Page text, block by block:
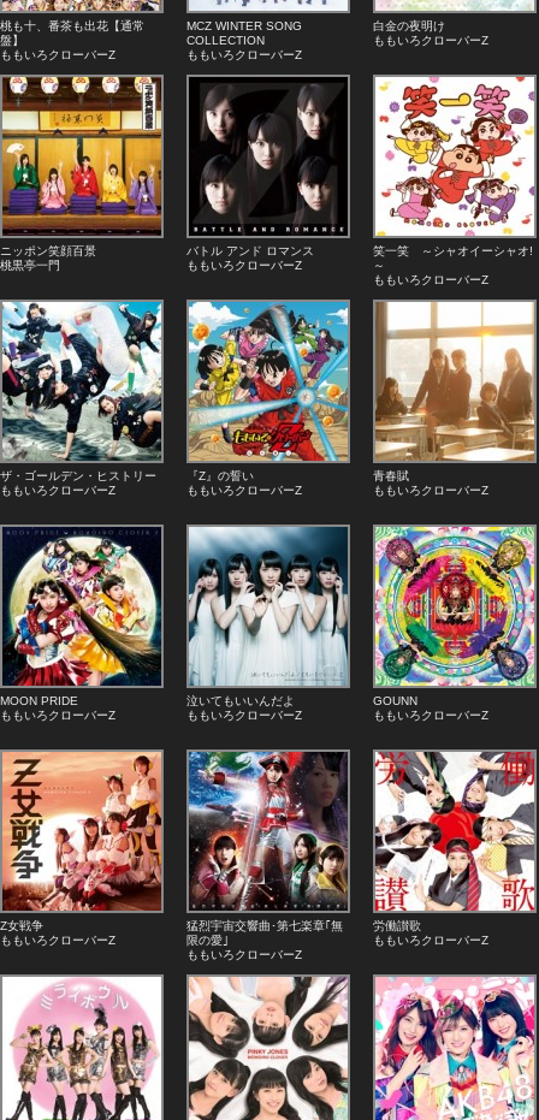
桃も十、番茶も出花【通常
盤】
ももいろクローバーZ
MCZ WINTER SONG
COLLECTION
ももいろクローバーZ
白金の夜明け
ももいろクローバーZ
ニッポン笑顔百景
桃黒亭一門
バトル アンド ロマンス
ももいろクローバーZ
笑一笑 ～シャオイーシャオ!
～
ももいろクローバーZ
ザ・ゴールデン・ヒストリー
ももいろクローバーZ
『Z』の誓い
ももいろクローバーZ
青春賦
ももいろクローバーZ
MOON PRIDE
ももいろクローバーZ
泣いてもいいんだよ
ももいろクローバーZ
GOUNN
ももいろクローバーZ
Z女戦争
ももいろクローバーZ
猛烈宇宙交響曲･第七楽章｢無
限の愛｣
ももいろクローバーZ
労働讃歌
ももいろクローバーZ